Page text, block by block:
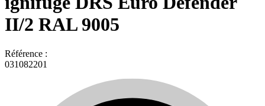
II/2 RAL 9005
Référence :
031082201